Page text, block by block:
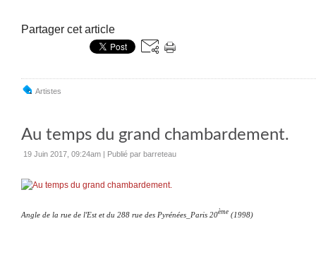
Partager cet article
Artistes
Au temps du grand chambardement.
19 Juin 2017, 09:24am | Publié par barreteau
Angle de la rue de l'Est et du 288 rue des Pyrénées_Paris 20ème (1998)